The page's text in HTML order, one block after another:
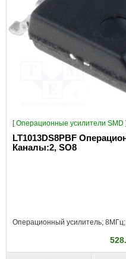
[Операционные усилители SMD
LT1013DS8PBF
Каналы:2, SO8
Операционный усилитель; 8МГц;